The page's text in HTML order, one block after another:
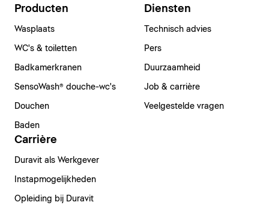
Producten
Wasplaats
WC's & toiletten
Badkamerkranen
SensoWash® douche-wc's
Douchen
Baden
Diensten
Technisch advies
Pers
Duurzaamheid
Job & carrière
Veelgestelde vragen
Carrière
Duravit als Werkgever
Instapmogelijkheden
Opleiding bij Duravit